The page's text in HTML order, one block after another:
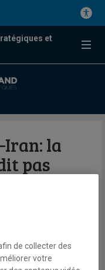
et
la
pas
de collecter des
votre